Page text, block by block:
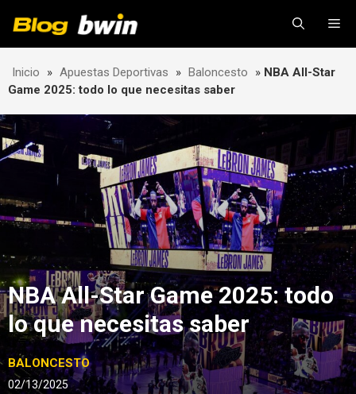
Inicio » Apuestas Deportivas » Baloncesto » NBA All-Star
Game 2025: todo lo que necesitas saber
NBA All-Star Game 2025: todo
lo que necesitas saber
BALONCESTO
02/13/2025